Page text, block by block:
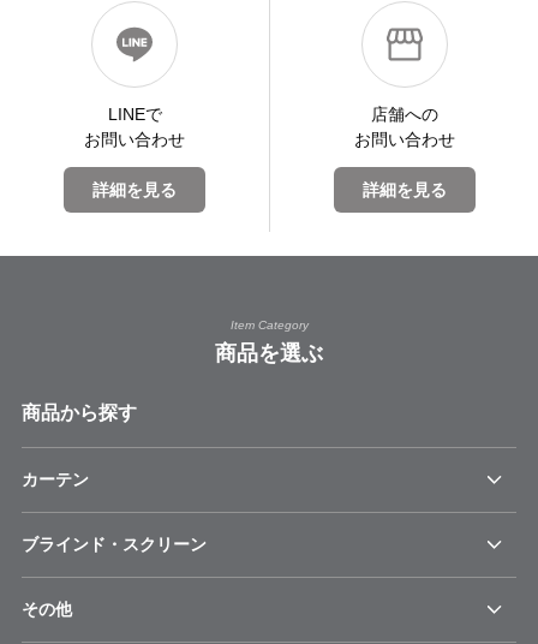
LINEで
お問い合わせ
詳細を見る
店舗への
お問い合わせ
詳細を見る
Item Category
商品を選ぶ
商品から探す
カーテン
ブラインド・スクリーン
その他